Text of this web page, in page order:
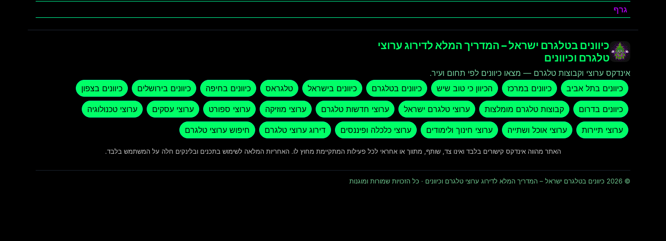
גרף
כיוונים בטלגרם ישראל – המדריך המלא לדירוג ערוצי
טלגרם וכיוונים
אינדקס ערוצי וקבוצות טלגרם — מצאו כיוונים לפי תחום ועיר.
כיוונים בתל אביב
כיוונים במרכז הכיוון כי טוב שיש כיוונים בטלגרם כיוונים בישראל טלגראס כיוונים בחיפה כיוונים בירושלים כיוונים בצפון
כיוונים בדרום קבוצות טלגרם מומלצות ערוצי טלגרם ישראל ערוצי חדשות טלגרם ערוצי מוזיקה ערוצי ספורט ערוצי עסקים ערוצי טכנולוגיה
ערוצי תיירות ערוצי אוכל ושתייה ערוצי חינוך ולימודים ערוצי כלכלה ופיננסים דירוג ערוצי טלגרם חיפוש ערוצי טלגרם
האתר מהווה אינדקס קישורים בלבד ואינו צד, שותף, מתווך או אחראי לכל פעילות המתקיימת מחוץ לו. האחריות המלאה לשימוש בתכנים ובלינקים חלה על המשתמש בלבד.
© 2026 כיוונים בטלגרם ישראל – המדריך המלא לדירוג ערוצי טלגרם וכיוונים · כל הזכויות שמורות ומוגנות